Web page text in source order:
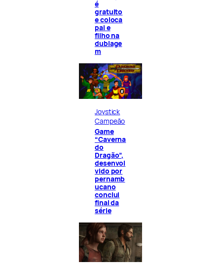
é
gratuito
e coloca
pai e
filho na
dublage
m
Joystick
Campeão
Game
“Caverna
do
Dragão”,
desenvol
vido por
pernamb
ucano
conclui
final da
série